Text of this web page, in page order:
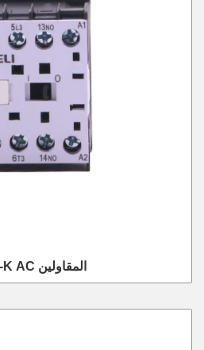
CJX2-K AC المقاولين